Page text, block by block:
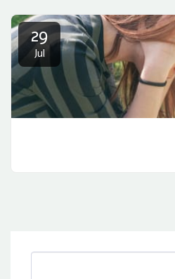
29
Jul